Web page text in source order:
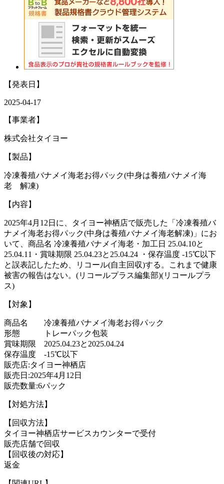
【発表日】
2025-04-17
【事業者】
株式会社タイヨー
【製品】
冷凍養殖バナメイ海老お得パック(中身は養殖バナメイ海
老 解凍)
【内容】
2025年4月12日に、タイヨー神栖店で販売した「冷凍養殖バ
ナメイ海老お得パック(中身は養殖バナメイ海老解凍)」にお
いて、商品名 冷凍養殖バナメイ海老・加工日 25.04.10と
25.04.11・賞味期限 25.04.23と25.04.24 ・保存温度 -15℃以下
と誤表記したため、リコール(自主回収)する。これまで健康
被害の報告はない。(リコールプラス編集部)(リコールプラ
ス)
【対象】
商品名 冷凍養殖バナメイ海老お得パック
形態 トレーパック包装
賞味期限 2025.04.23と2025.04.24
保存温度 -15℃以下
販売店:タイヨー神栖店
販売日:2025年4月12日
販売数量:6パック
【対処方法】
【回収方法】
タイヨー神栖店サービスカウンターで受付
販売店舗で回収
【回収後の対応】
返金